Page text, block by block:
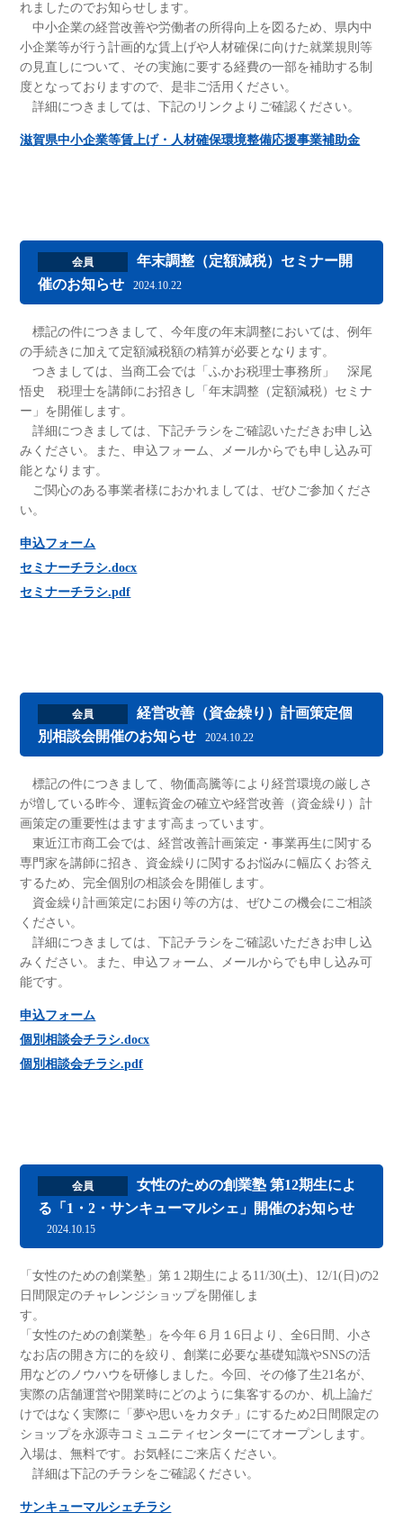
れましたのでお知らせします。
中小企業の経営改善や労働者の所得向上を図るため、県内中
小企業等が行う計画的な賃上げや人材確保に向けた就業規則等
の見直しについて、その実施に要する経費の一部を補助する制
度となっておりますので、是非ご活用ください。
詳細につきましては、下記のリンクよりご確認ください。
滋賀県中小企業等賃上げ・人材確保環境整備応援事業補助金
会員
年末調整（定額減税）セミナー開
催のお知らせ
2024.10.22
標記の件につきまして、今年度の年末調整においては、例年
の手続きに加えて定額減税額の精算が必要となります。
つきましては、当商工会では「ふかお税理士事務所」 深尾
悟史 税理士を講師にお招きし「年末調整（定額減税）セミナ
ー」を開催します。
詳細につきましては、下記チラシをご確認いただきお申し込
みください。また、申込フォーム、メールからでも申し込み可
能となります。
ご関心のある事業者様におかれましては、ぜひご参加くださ
い。
申込フォーム
セミナーチラシ.docx
セミナーチラシ.pdf
会員
経営改善（資金繰り）計画策定個
別相談会開催のお知らせ
2024.10.22
標記の件につきまして、物価高騰等により経営環境の厳しさ
が増している昨今、運転資金の確立や経営改善（資金繰り）計
画策定の重要性はますます高まっています。
東近江市商工会では、経営改善計画策定・事業再生に関する
専門家を講師に招き、資金繰りに関するお悩みに幅広くお答え
するため、完全個別の相談会を開催します。
資金繰り計画策定にお困り等の方は、ぜひこの機会にご相談
ください。
詳細につきましては、下記チラシをご確認いただきお申し込
みください。また、申込フォーム、メールからでも申し込み可
能です。
申込フォーム
個別相談会チラシ.docx
個別相談会チラシ.pdf
会員
女性のための創業塾 第12期生によ
る「1・2・サンキューマルシェ」開催のお知らせ
2024.10.15
「女性のための創業塾」第１2期生による11/30(土)、12/1(日)の2
日間限定のチャレンジショップを開催しま
す
「女性のための創業塾」を今年６月１6日より、全6日間、小さ
なお店の開き方に的を絞り、創業に必要な基礎知識やSNSの活
用などのノウハウを研修しました。今回、その修了生21名が、
実際の店舗運営や開業時にどのように集客するのか、机上論だ
けではなく実際に「夢や思いをカタチ」にするため2日間限定の
ショップを永源寺コミュニティセンターにてオープンします。
入場は、無料です。お気軽にご来店ください。
詳細は下記のチラシをご確認ください。
サンキューマルシェチラシ